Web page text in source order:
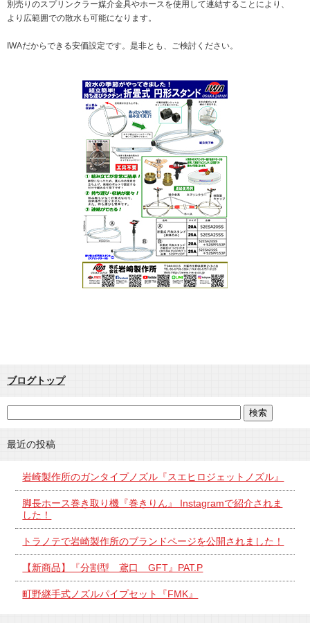
別売りのスプリンクラー媒介金具やホースを使用して連結することにより、
より広範囲での散水も可能になります。
IWAだからできる安価設定です。是非とも、ご検討ください。
ブログトップ
最近の投稿
岩崎製作所のガンタイプノズル『スエヒロジェットノズル』
脚長ホース巻き取り機『巻きりん』 Instagramで紹介されま
した！
トラノテで岩崎製作所のブランドページを公開されました！
【新商品】『分割型 鳶口 GFT』PAT.P
町野継手式ノズルパイプセット『FMK』